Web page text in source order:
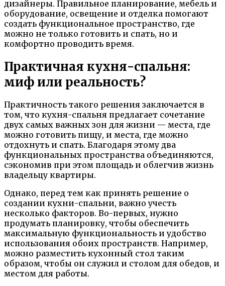
дизайнеры. Правильное планирование, мебель и
оборудование, освещение и отделка помогают
создать функциональное пространство, где
можно не только готовить и спать, но и
комфортно проводить время.
Практичная кухня-спальня:
миф или реальность?
Практичность такого решения заключается в
том, что кухня-спальня предлагает сочетание
двух самых важных зон для жизни — места, где
можно готовить пищу, и места, где можно
отдохнуть и спать. Благодаря этому два
функциональных пространства объединяются,
сэкономив при этом площадь и облегчив жизнь
владельцу квартиры.
Однако, перед тем как принять решение о
создании кухни-спальни, важно учесть
несколько факторов. Во-первых, нужно
продумать планировку, чтобы обеспечить
максимальную функциональность и удобство
использования обоих пространств. Например,
можно разместить кухонный стол таким
образом, чтобы он служил и столом для обедов, и
местом для работы.